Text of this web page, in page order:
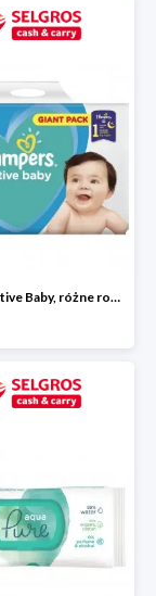
Pampers Active Baby, różne rodzaje